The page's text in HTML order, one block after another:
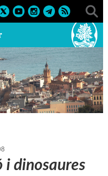
> Museu
i dinosaures